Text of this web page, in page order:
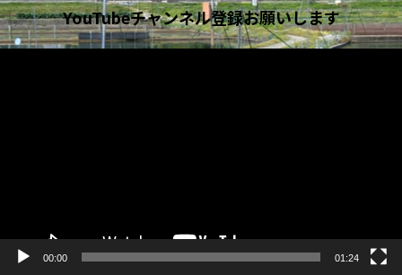
YouTubeチャンネル登録お願いします
00:00 01:24